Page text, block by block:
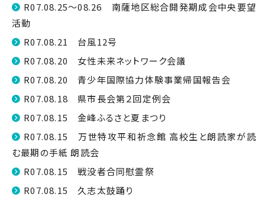
R07.08.25～08.26 南薩地区総合開発期成会中央要望
活動
R07.08.21 台風12号
R07.08.20 女性未来ネットワーク会議
R07.08.20 青少年国際協力体験事業帰国報告会
R07.08.18 県市長会第２回定例会
R07.08.15 金峰ふるさと夏まつり
R07.08.15 万世特攻平和祈念館 高校生と朗読家が読
む最期の手紙 朗読会
R07.08.15 戦没者合同慰霊祭
R07.08.15 久志太鼓踊り